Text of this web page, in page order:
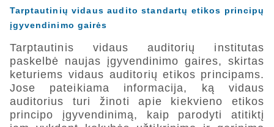
Tarptautinių vidaus audito standartų etikos principų
įgyvendinimo gairės
Tarptautinis vidaus auditorių institutas
paskelbė naujas įgyvendinimo gaires, skirtas
keturiems vidaus auditorių etikos principams.
Jose pateikiama informacija, ką vidaus
auditorius turi žinoti apie kiekvieno etikos
principo įgyvendinimą, kaip parodyti atitiktį